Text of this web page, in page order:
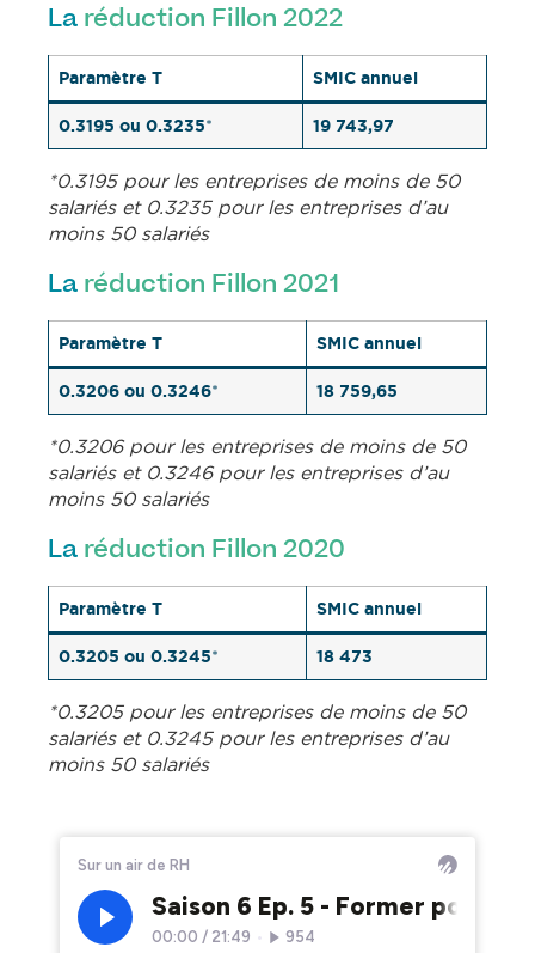
La réduction Fillon 2022
Paramètre T
SMIC annuel
0.3195 ou 0.3235* 19 743,97
*0.3195 pour les entreprises de moins de 50
salariés et 0.3235 pour les entreprises d’au
moins 50 salariés
La réduction Fillon 2021
Paramètre T
SMIC annuel
0.3206 ou 0.3246* 18 759,65
*0.3206 pour les entreprises de moins de 50
salariés et 0.3246 pour les entreprises d’au
moins 50 salariés
La réduction Fillon 2020
Paramètre T
SMIC annuel
0.3205 ou 0.3245* 18 473
*0.3205 pour les entreprises de moins de 50
salariés et 0.3245 pour les entreprises d’au
moins 50 salariés